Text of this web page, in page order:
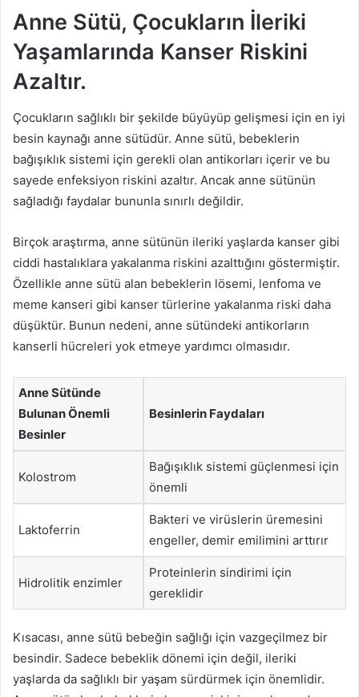
Anne Sütü, Çocukların İleriki
Yaşamlarında Kanser Riskini
Azaltır.
Çocukların sağlıklı bir şekilde büyüyüp gelişmesi için en iyi
besin kaynağı anne sütüdür. Anne sütü, bebeklerin
bağışıklık sistemi için gerekli olan antikorları içerir ve bu
sayede enfeksiyon riskini azaltır. Ancak anne sütünün
sağladığı faydalar bununla sınırlı değildir.
Birçok araştırma, anne sütünün ileriki yaşlarda kanser gibi
ciddi hastalıklara yakalanma riskini azalttığını göstermiştir.
Özellikle anne sütü alan bebeklerin lösemi, lenfoma ve
meme kanseri gibi kanser türlerine yakalanma riski daha
düşüktür. Bunun nedeni, anne sütündeki antikorların
kanserli hücreleri yok etmeye yardımcı olmasıdır.
Anne Sütünde
Bulunan Önemli
Besinler
Besinlerin Faydaları
Kolostrom
Bağışıklık sistemi güçlenmesi için
önemli
Laktoferrin
Bakteri ve virüslerin üremesini
engeller, demir emilimini arttırır
Hidrolitik enzimler
Proteinlerin sindirimi için
gereklidir
Kısacası, anne sütü bebeğin sağlığı için vazgeçilmez bir
besindir. Sadece bebeklik dönemi için değil, ileriki
yaşlarda da sağlıklı bir yaşam sürdürmek için önemlidir.